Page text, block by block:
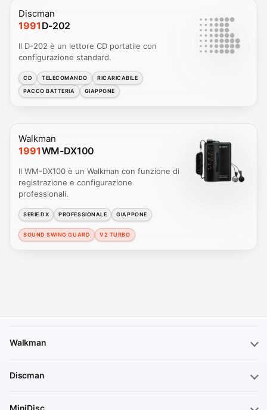
Discman
1991 D-202
Il D-202 è un lettore CD portatile con
configurazione standard.
CD TELECOMANDO
RICARICABILE
PACCO BATTERIA
GIAPPONE
Walkman
1991WM-DX100
Il WM-DX100 è un Walkman con funzione di
registrazione e configurazione
professionali.
SERIE DX PROFESSIONALE GIAPPONE
SOUND SWING GUARD V2 TURBO
Walkman
Discman
MiniDisc